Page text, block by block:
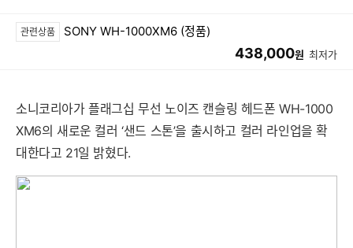
관련상품 SONY WH-1000XM6 (정품)
438,000원 최저가
소니코리아가 플래그십 무선 노이즈 캔슬링 헤드폰 WH-1000
XM6의 새로운 컬러 ‘샌드 스톤’을 출시하고 컬러 라인업을 확
대한다고 21일 밝혔다.